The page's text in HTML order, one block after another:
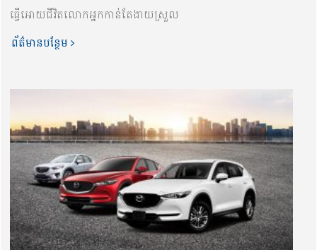
ធ្វើអោយជីវិតលោកអ្នកកាន់តែងាយស្រួល
ព័ត៌មានបន្ថែម